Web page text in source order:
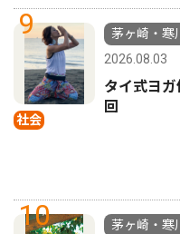
9
社会
茅ヶ崎・寒川
2026.08.03
タイ式ヨ
回
10
茅ヶ崎・寒川